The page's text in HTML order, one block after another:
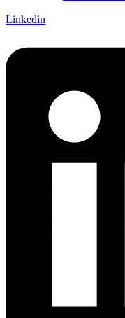
Linkedin